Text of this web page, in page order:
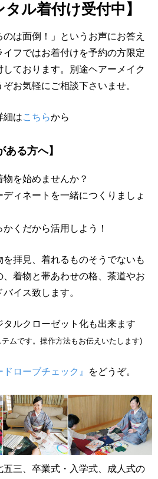
ル着付け受付中】
のは面倒！」というお声にお答え
イフではお着付けを予約の方限定
ております。別途ヘアーメイク
お気軽にご相談下さいませ。
細はこちらから
ある方へ】
を始めませんか？
ィネートを一緒につくりましょ
くだから活用しよう！
拝見、着れるものそうでないも
着物と帯あわせの格、茶道やお
イス致します。
ルクローゼット化も出来ます
ムです。操作方法もお伝えいたします)
ドローブチェック』 をどうぞ。
五三、卒業式・入学式、成人式の